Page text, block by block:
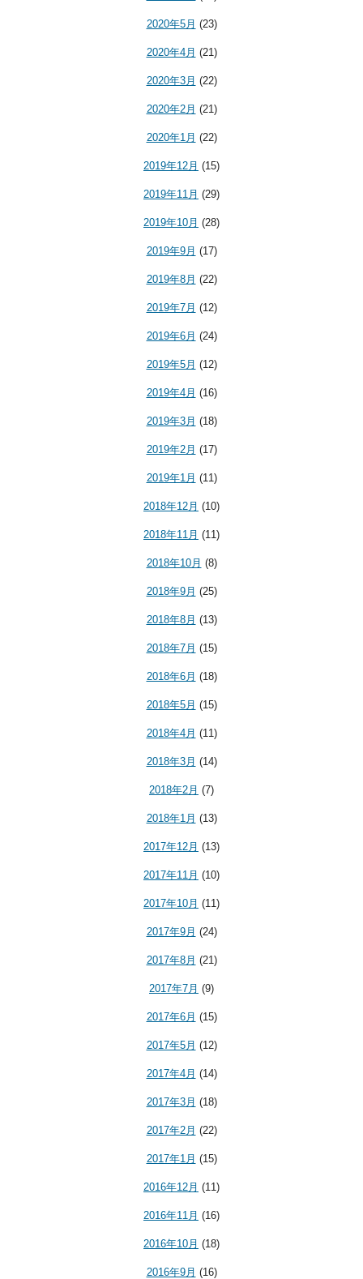
2020年5月 (23)
2020年4月 (21)
2020年3月 (22)
2020年2月 (21)
2020年1月 (22)
2019年12月 (15)
2019年11月 (29)
2019年10月 (28)
2019年9月 (17)
2019年8月 (22)
2019年7月 (12)
2019年6月 (24)
2019年5月 (12)
2019年4月 (16)
2019年3月 (18)
2019年2月 (17)
2019年1月 (11)
2018年12月 (10)
2018年11月 (11)
2018年10月 (8)
2018年9月 (25)
2018年8月 (13)
2018年7月 (15)
2018年6月 (18)
2018年5月 (15)
2018年4月 (11)
2018年3月 (14)
2018年2月 (7)
2018年1月 (13)
2017年12月 (13)
2017年11月 (10)
2017年10月 (11)
2017年9月 (24)
2017年8月 (21)
2017年7月 (9)
2017年6月 (15)
2017年5月 (12)
2017年4月 (14)
2017年3月 (18)
2017年2月 (22)
2017年1月 (15)
2016年12月 (11)
2016年11月 (16)
2016年10月 (18)
2016年9月 (16)